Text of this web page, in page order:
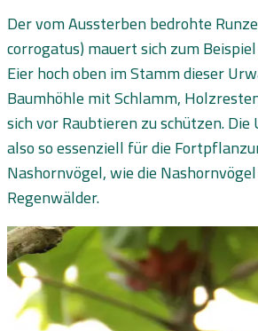
Der vom Aussterben bedrohte
corrogatus) mauert sich zum
Eier hoch oben im Stamm dieser
Baumhöhle mit Schlamm,
sich vor Raubtieren zu schützen.
also so essenziell für die
Nashornvögel, wie die
Regenwälder.